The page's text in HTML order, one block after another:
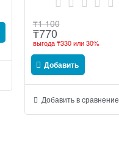
₸1 100
₸770
выгода₸330или30%
Добавить
Добавить в сравнение